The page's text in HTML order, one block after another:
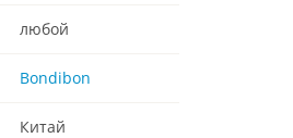
любой
Bondibon
Китай